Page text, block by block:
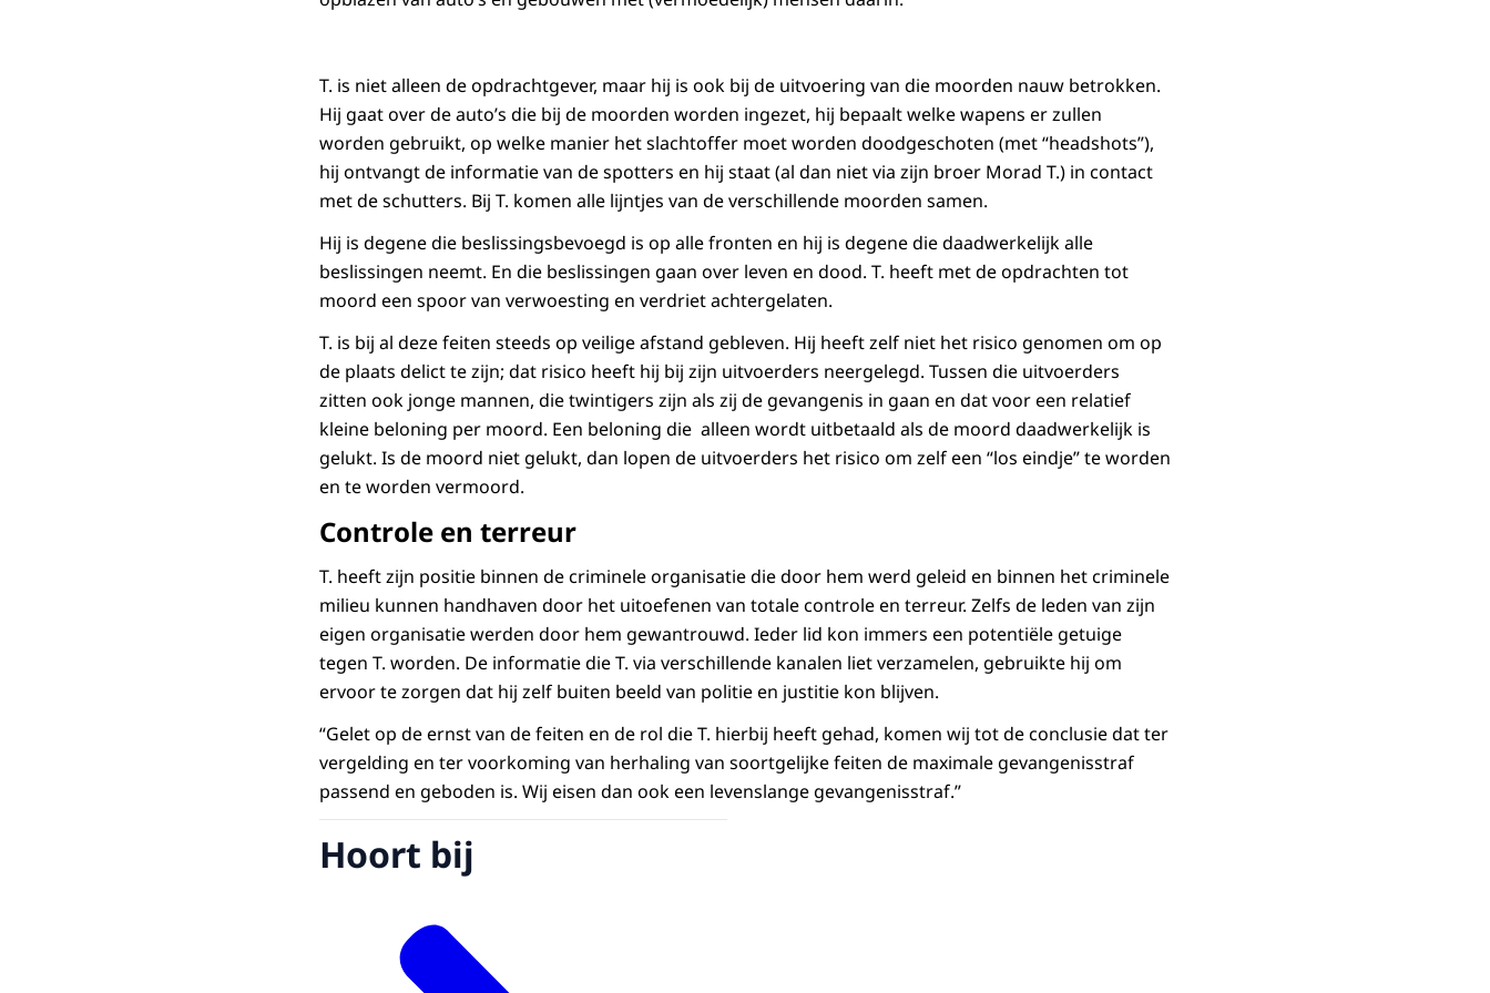
T. is niet alleen de opdrachtgever, maar hij is ook bij de uitvoering van die moorden nauw betrokken.
Hij gaat over de auto’s die bij de moorden worden ingezet, hij bepaalt welke wapens er zullen
worden gebruikt, op welke manier het slachtoffer moet worden doodgeschoten (met “headshots”),
hij ontvangt de informatie van de spotters en hij staat (al dan niet via zijn broer Morad T.) in contact
met de schutters. Bij T. komen alle lijntjes van de verschillende moorden samen.
Hij is degene die beslissingsbevoegd is op alle fronten en hij is degene die daadwerkelijk alle
beslissingen neemt. En die beslissingen gaan over leven en dood. T. heeft met de opdrachten tot
moord een spoor van verwoesting en verdriet achtergelaten.
T. is bij al deze feiten steeds op veilige afstand gebleven. Hij heeft zelf niet het risico genomen om op
de plaats delict te zijn; dat risico heeft hij bij zijn uitvoerders neergelegd. Tussen die uitvoerders
zitten ook jonge mannen, die twintigers zijn als zij de gevangenis in gaan en dat voor een relatief
kleine beloning per moord. Een beloning die alleen wordt uitbetaald als de moord daadwerkelijk is
gelukt. Is de moord niet gelukt, dan lopen de uitvoerders het risico om zelf een “los eindje” te worden
en te worden vermoord.
Controle en terreur
T. heeft zijn positie binnen de criminele organisatie die door hem werd geleid en binnen het criminele
milieu kunnen handhaven door het uitoefenen van totale controle en terreur. Zelfs de leden van zijn
eigen organisatie werden door hem gewantrouwd. Ieder lid kon immers een potentiële getuige
tegen T. worden. De informatie die T. via verschillende kanalen liet verzamelen, gebruikte hij om
ervoor te zorgen dat hij zelf buiten beeld van politie en justitie kon blijven.
“Gelet op de ernst van de feiten en de rol die T. hierbij heeft gehad, komen wij tot de conclusie dat ter
vergelding en ter voorkoming van herhaling van soortgelijke feiten de maximale gevangenisstraf
passend en geboden is. Wij eisen dan ook een levenslange gevangenisstraf.”
Hoort bij